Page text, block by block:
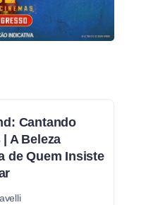
Cantando
A Beleza
de Quem Insiste